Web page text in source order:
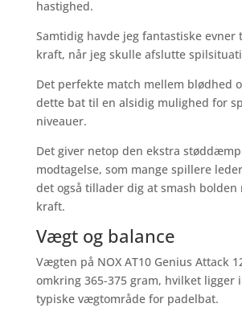
hastighed.
Samtidig havde jeg fantastiske evner
kraft, når jeg skulle afslutte
Det perfekte match mellem blødhed
dette bat til en alsidig mulighed for
niveauer.
Det giver netop den ekstra
modtagelse, som mange spillere
det også tillader dig at smash bolden
kraft.
Vægt og balance
Vægten på NOX AT10 Genius Attack
omkring 365-375 gram, hvilket ligger
typiske vægtområde for padelbat.